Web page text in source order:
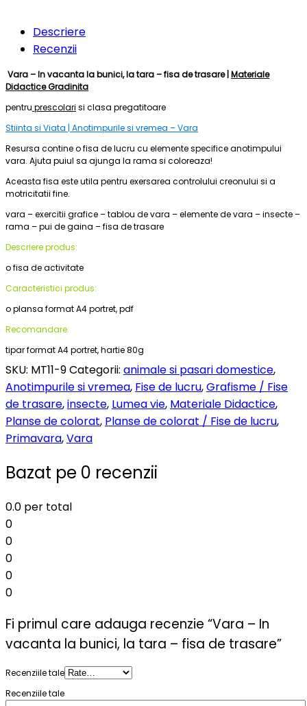
Descriere
Recenzii
Vara – In vacanta la bunici, la tara – fisa de trasare | Materiale
Didactice Gradinita
pentru prescolari si clasa pregatitoare
Stiinta si Viata | Anotimpurile si vremea – Vara
Resursa contine o fisa de lucru cu elemente specifice anotimpului
vara. Ajuta puiul sa ajunga la rama si coloreaza!
Aceasta fisa este utila pentru exersarea controlului creonului si a
motricitatii fine.
vara – exercitii grafice – tablou de vara – elemente de vara – insecte –
rama – pui de gaina – fisa de trasare
Descriere produs:
o fisa de activitate
Caracteristici produs:
o plansa format A4 portret, pdf
Recomandare:
tipar format A4 portret, hartie 80g
SKU: MT11-9Categorii: animale si pasari domestice,
Anotimpurile si vremea, Fise de lucru,Grafisme / Fise
de trasare,insecte, Lumea vie, Materiale Didactice,
Planse de colorat, Planse de colorat / Fise de lucru,
Primavara,Vara
Bazat pe 0 recenzii
0.0 per total
0
0
0
0
0
Fi primul care adauga recenzie “Vara – In
vacanta la bunici, la tara – fisa de trasare”
Recenziile tale
Recenziile tale